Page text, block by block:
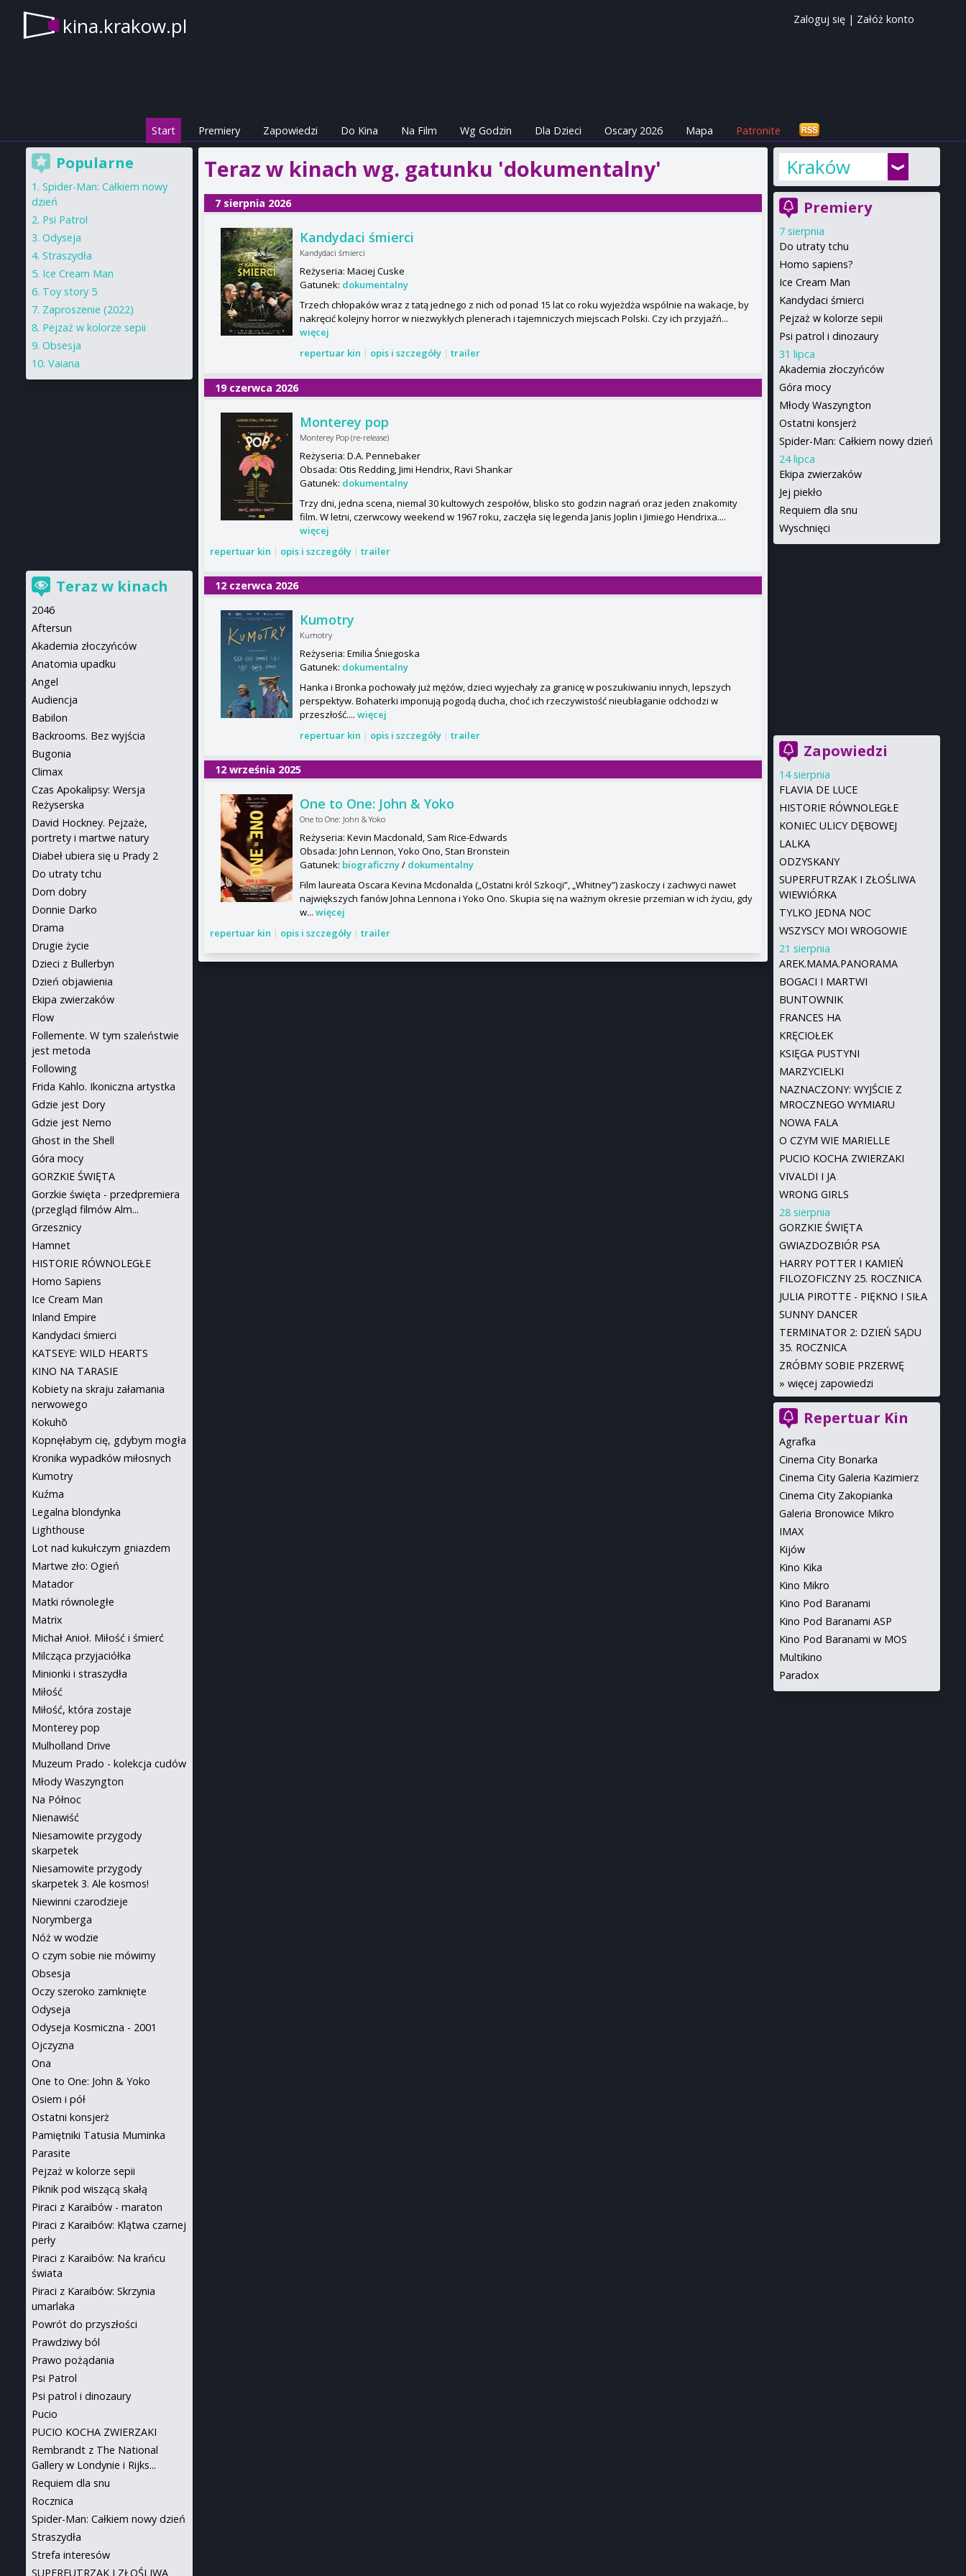
kina.krakow.pl Zaloguj się | Załóż konto
Start Premiery Zapowiedzi Do Kina Na Film Wg Godzin Dla Dzieci Oscary 2026 Mapa Patronite
Teraz w kinach wg. gatunku 'dokumentalny'
7 sierpnia 2026
Kandydaci śmierci
Kandydaci śmierci
Reżyseria: Maciej Cuske
Gatunek: dokumentalny
Trzech chłopaków wraz z tatą jednego z nich od ponad 15 lat co roku wyjeżdża wspólnie na wakacje, by
nakręcić kolejny horror w niezwykłych plenerach i tajemniczych miejscach Polski. Czy ich przyjaźń...
więcej
repertuar kin | opis i szczegóły |trailer
19 czerwca 2026
Monterey pop
Monterey Pop (re-release)
Reżyseria: D.A. Pennebaker
Obsada: Otis Redding, Jimi Hendrix, Ravi Shankar
Gatunek: dokumentalny
Trzy dni, jedna scena, niemal 30 kultowych zespołów, blisko sto godzin nagrań oraz jeden znakomity
film. W letni, czerwcowy weekend w 1967 roku, zaczęła się legenda Janis Joplin i Jimiego Hendrixa....
więcej
repertuar kin | opis i szczegóły |trailer
12 czerwca 2026
Kumotry
Kumotry
Reżyseria: Emilia Śniegoska
Gatunek: dokumentalny
Hanka i Bronka pochowały już mężów, dzieci wyjechały za granicę w poszukiwaniu innych, lepszych
perspektyw. Bohaterki imponują pogodą ducha, choć ich rzeczywistość nieubłaganie odchodzi w
przeszłość....więcej
repertuar kin | opis i szczegóły |trailer
12 września 2025
One to One: John & Yoko
One to One: John & Yoko
Reżyseria: Kevin Macdonald, Sam Rice-Edwards
Obsada: John Lennon, Yoko Ono, Stan Bronstein
Gatunek: biograficzny/ dokumentalny
Film laureata Oscara Kevina Mcdonalda („Ostatni król Szkocji”, „Whitney”) zaskoczy i zachwyci nawet
największych fanów Johna Lennona i Yoko Ono. Skupia się na ważnym okresie przemian w ich życiu, gdy
w...więcej
repertuar kin | opis i szczegóły |trailer
Kraków
Premiery
7 sierpnia
Do utraty tchu
Homo sapiens?
Ice Cream Man
Kandydaci śmierci
Pejzaż w kolorze sepii
Psi patrol i dinozaury
31 lipca
Akademia złoczyńców
Góra mocy
Młody Waszyngton
Ostatni konsjerż
Spider-Man: Całkiem nowy dzień
24 lipca
Ekipa zwierzaków
Jej piekło
Requiem dla snu
Wyschnięci
Zapowiedzi
14 sierpnia
FLAVIA DE LUCE
HISTORIE RÓWNOLEGŁE
KONIEC ULICY DĘBOWEJ
LALKA
ODZYSKANY
SUPERFUTRZAK I ZŁOŚLIWA
WIEWIÓRKA
TYLKO JEDNA NOC
WSZYSCY MOI WROGOWIE
21 sierpnia
AREK.MAMA.PANORAMA
BOGACI I MARTWI
BUNTOWNIK
FRANCES HA
KRĘCIOŁEK
KSIĘGA PUSTYNI
MARZYCIELKI
NAZNACZONY: WYJŚCIE Z
MROCZNEGO WYMIARU
NOWA FALA
O CZYM WIE MARIELLE
PUCIO KOCHA ZWIERZAKI
VIVALDI I JA
WRONG GIRLS
28 sierpnia
GORZKIE ŚWIĘTA
GWIAZDOZBIÓR PSA
HARRY POTTER I KAMIEŃ
FILOZOFICZNY 25. ROCZNICA
JULIA PIROTTE - PIĘKNO I SIŁA
SUNNY DANCER
TERMINATOR 2: DZIEŃ SĄDU
35. ROCZNICA
ZRÓBMY SOBIE PRZERWĘ
» więcej zapowiedzi
Repertuar Kin
Agrafka
Cinema City Bonarka
Cinema City Galeria Kazimierz
Cinema City Zakopianka
Galeria Bronowice Mikro
IMAX
Kijów
Kino Kika
Kino Mikro
Kino Pod Baranami
Kino Pod Baranami ASP
Kino Pod Baranami w MOS
Multikino
Paradox
Popularne
Spider-Man: Całkiem nowy
dzień
Psi Patrol
Odyseja
Straszydła
Ice Cream Man
Toy story 5
Zaproszenie (2022)
Pejzaż w kolorze sepii
Obsesja
Vaiana
Teraz w kinach
2046
Aftersun
Akademia złoczyńców
Anatomia upadku
Angel
Audiencja
Babilon
Backrooms. Bez wyjścia
Bugonia
Climax
Czas Apokalipsy: Wersja
Reżyserska
David Hockney. Pejzaże,
portrety i martwe natury
Diabeł ubiera się u Prady 2
Do utraty tchu
Dom dobry
Donnie Darko
Drama
Drugie życie
Dzieci z Bullerbyn
Dzień objawienia
Ekipa zwierzaków
Flow
Follemente. W tym szaleństwie
jest metoda
Following
Frida Kahlo. Ikoniczna artystka
Gdzie jest Dory
Gdzie jest Nemo
Ghost in the Shell
Góra mocy
GORZKIE ŚWIĘTA
Gorzkie święta - przedpremiera
(przegląd filmów Alm...
Grzesznicy
Hamnet
HISTORIE RÓWNOLEGŁE
Homo Sapiens
Ice Cream Man
Inland Empire
Kandydaci śmierci
KATSEYE: WILD HEARTS
KINO NA TARASIE
Kobiety na skraju załamania
nerwowego
Kokuhō
Kopnęłabym cię, gdybym mogła
Kronika wypadków miłosnych
Kumotry
Kuźma
Legalna blondynka
Lighthouse
Lot nad kukułczym gniazdem
Martwe zło: Ogień
Matador
Matki równoległe
Matrix
Michał Anioł. Miłość i śmierć
Milcząca przyjaciółka
Minionki i straszydła
Miłość
Miłość, która zostaje
Monterey pop
Mulholland Drive
Muzeum Prado - kolekcja cudów
Młody Waszyngton
Na Północ
Nienawiść
Niesamowite przygody
skarpetek
Niesamowite przygody
skarpetek 3. Ale kosmos!
Niewinni czarodzieje
Norymberga
Nóż w wodzie
O czym sobie nie mówimy
Obsesja
Oczy szeroko zamknięte
Odyseja
Odyseja Kosmiczna - 2001
Ojczyzna
Ona
One to One: John & Yoko
Osiem i pół
Ostatni konsjerż
Pamiętniki Tatusia Muminka
Parasite
Pejzaż w kolorze sepii
Piknik pod wiszącą skałą
Piraci z Karaibów - maraton
Piraci z Karaibów: Klątwa czarnej
perły
Piraci z Karaibów: Na krańcu
świata
Piraci z Karaibów: Skrzynia
umarlaka
Powrót do przyszłości
Prawdziwy ból
Prawo pożądania
Psi Patrol
Psi patrol i dinozaury
Pucio
PUCIO KOCHA ZWIERZAKI
Rembrandt z The National
Gallery w Londynie i Rijks...
Requiem dla snu
Rocznica
Spider-Man: Całkiem nowy dzień
Straszydła
Strefa interesów
SUPERFUTRZAK I ZŁOŚLIWA